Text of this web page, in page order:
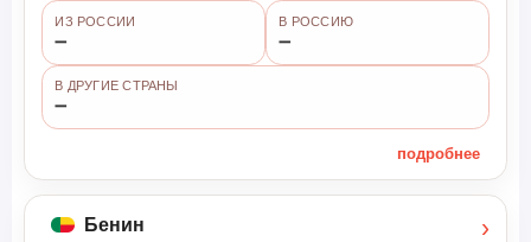
ИЗ РОССИИ
➖
В РОССИЮ
➖
В ДРУГИЕ СТРАНЫ
➖
подробнее
Бенин ›